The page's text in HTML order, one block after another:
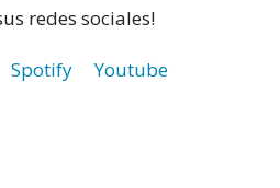
redes sociales!
Spotify Youtube